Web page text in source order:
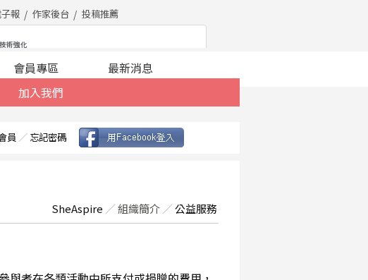
報 作家後台 投稿推薦
加入我們
會員專區 最新消息
員 ／ 忘記密碼
SheAspire ／組織簡介 ／公益服務